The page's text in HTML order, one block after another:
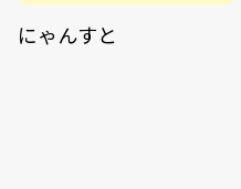
にゃんすと